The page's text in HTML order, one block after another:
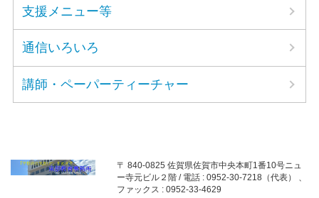
支援メニュー等
通信いろいろ
講師・ペーパーティーチャー
〒 840-0825 佐賀県佐賀市中央本町1番10号ニュ
ー寺元ビル２階 / 電話 : 0952-30-7218（代表） 、
ファックス : 0952-33-4629